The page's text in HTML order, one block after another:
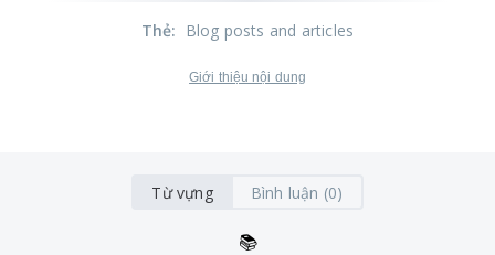
Thẻ: Blog posts and articles
Giới thiệu nội dung
Từ vựng Bình luận (0)
📚